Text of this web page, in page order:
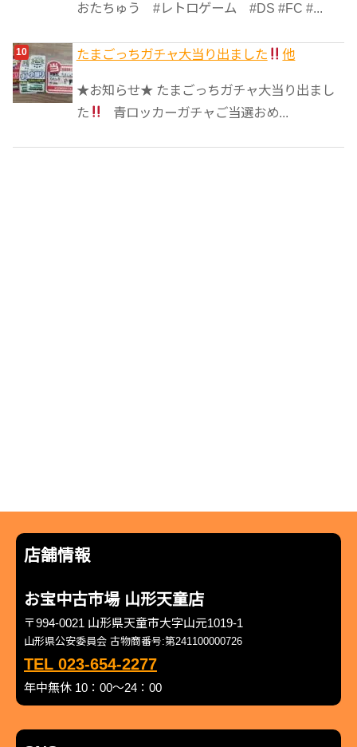
おたちゅう #レトロゲーム #DS #FC #...
たまごっちガチャ大当り出ました 他
★お知らせ★ たまごっちガチャ大当り出まし
た
青ロッカーガチャご当選おめ...
店舗情報
お宝中古市場 山形天童店
〒994-0021 山形県天童市大字山元1019-1
山形県公安委員会 古物商番号:第241100000726
TEL 023-654-2277
年中無休 10：00～24：00